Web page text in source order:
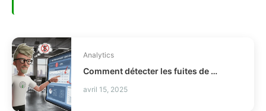
Analytics
Comment détecter les fuites de profit en distribution ?
avril 15, 2025